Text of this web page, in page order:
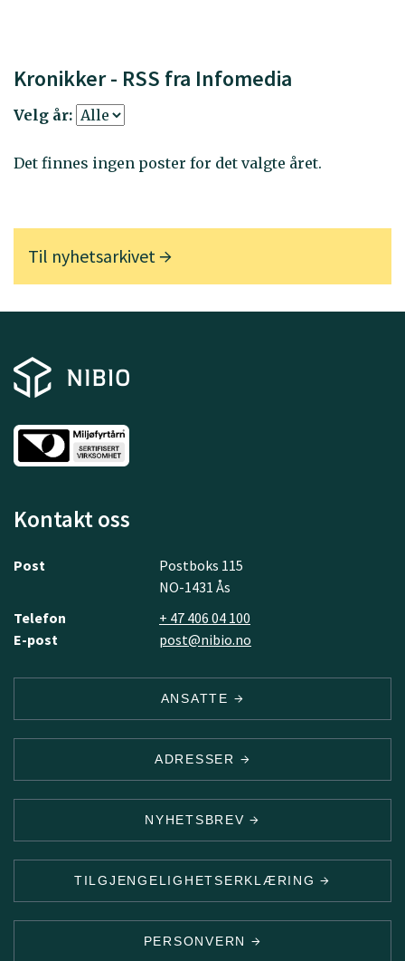
Til nyhetsarkivet
Kronikker - RSS fra Infomedia
Velg år:
Det finnes ingen poster for det valgte året.
Kontakt oss
Post
Postboks 115
NO-1431 Ås
Telefon
+ 47 406 04 100
E-post
post@nibio.no
ANSATTE
ADRESSER
NYHETSBREV
TILGJENGELIGHETSERKLÆRING
PERSONVERN